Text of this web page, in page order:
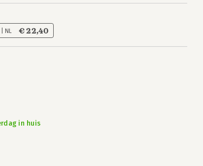
NL € 22,40
in huis